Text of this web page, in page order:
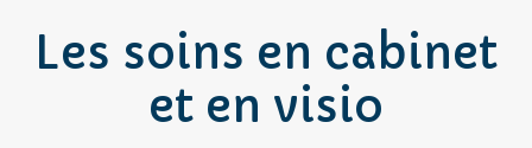
Les soins en cabinet
et en visio